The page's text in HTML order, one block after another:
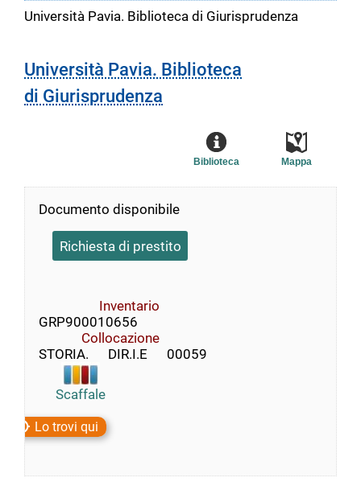
Università Pavia. Biblioteca di Giurisprudenza
Università Pavia. Biblioteca
di Giurisprudenza
Mappa
Biblioteca
Documento disponibile
Richiesta di prestito
Inventario
GRP900010656
Collocazione
STORIA.      DIR.I.E      00059
Scaffale
Lo trovi qui